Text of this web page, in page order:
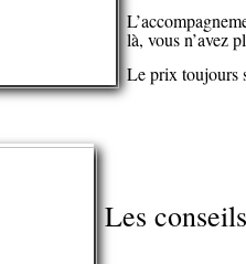
là, vous n’avez
Le prix toujours
Les